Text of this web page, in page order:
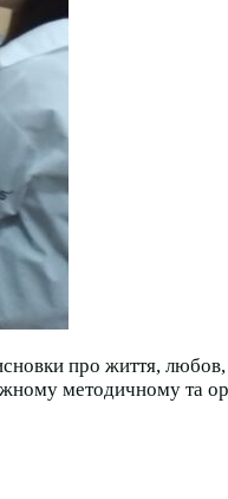
про життя, любов,
методичному та